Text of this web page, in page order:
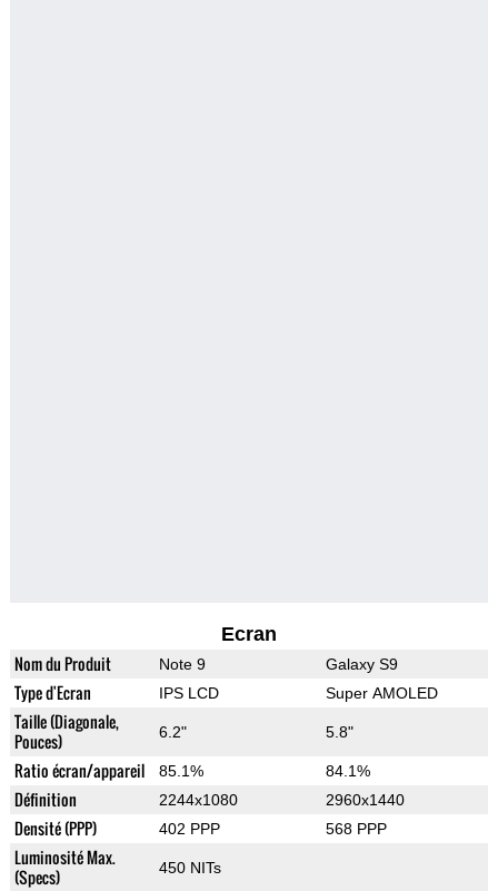
Ecran
Nom du Produit Note 9 Galaxy S9
Type d'Ecran IPS LCD Super AMOLED
Taille (Diagonale,
Pouces)
6.2" 5.8"
Ratio écran/appareil 85.1% 84.1%
Définition 2244x1080 2960x1440
Densité (PPP) 402 PPP 568 PPP
Luminosité Max.
(Specs)
450 NITs